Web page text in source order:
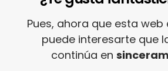
pero que, de alguna forma u
acabado por convertir en
Pues, ahora que esta
puede interesarte que
continúa en